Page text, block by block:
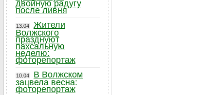
двойную радугу
после ливня
13.04
Жители
Волжского
празднуют
пахсальную
неделю:
фоторепортаж
10.04
В Волжском
зацвела весна:
фоторепортаж